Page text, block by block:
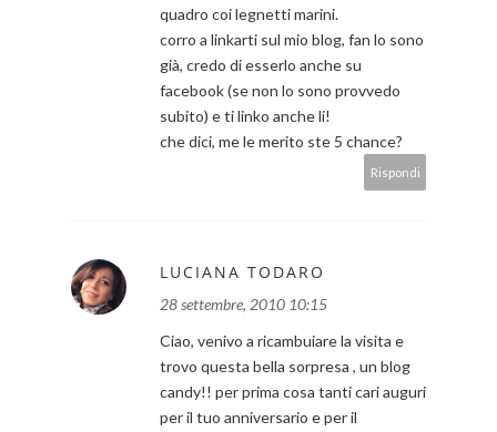
quadro coi legnetti marini.
corro a linkarti sul mio blog, fan lo sono
già, credo di esserlo anche su
facebook (se non lo sono provvedo
subito) e ti linko anche li!
che dici, me le merito ste 5 chance?
Rispondi
LUCIANA TODARO
28 settembre, 2010 10:15
Ciao, venivo a ricambuiare la visita e
trovo questa bella sorpresa , un blog
candy!! per prima cosa tanti cari auguri
per il tuo anniversario e per il